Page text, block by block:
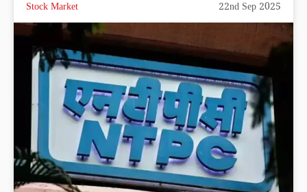
Stock Market 22nd Sep 2025